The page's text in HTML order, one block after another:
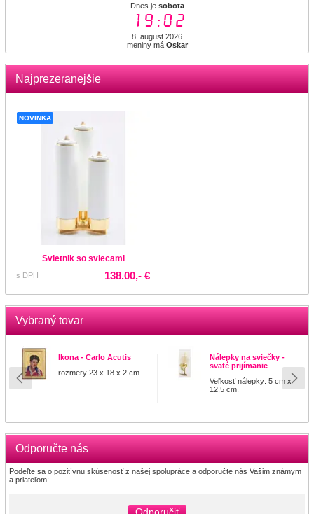
Dnes je sobota
19:02
8. august 2026
meniny má Oskar
Najprezeranejšie
NOVINKA
Svietnik so sviecami
s DPH 138.00,- €
Vybraný tovar
Ikona - Carlo Acutis
rozmery 23 x 18 x 2 cm
Nálepky na sviečky -
sväté prijímanie
Veľkosť nálepky: 5 cm x
12,5 cm.
Odporučte nás
Podeľte sa o pozitívnu skúsenosť z našej spolupráce a odporučte nás Vašim známym
a priateľom:
Odporučiť